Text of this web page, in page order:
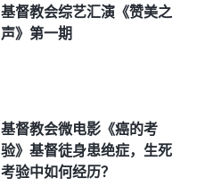
基督教会综艺汇演《赞美之
声》第一期
基督教会微电影《癌的考
验》基督徒身患绝症，生死
考验中如何经历？